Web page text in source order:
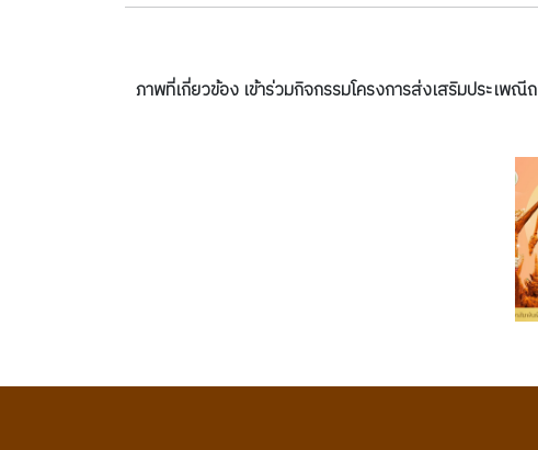
ภาพที่เกี่ยวข้อง เข้าร่วมกิจกรรมโครงการส่งเสริมประเ